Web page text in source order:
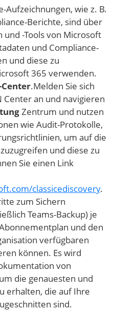
Aufzeichnungen, wie z. B.
Berichte, sind über
und -Tools von Microsoft
und Compliance-
und diese zu
365 verwenden.
.Melden Sie sich
an und navigieren
Zentrum und nutzen
wie Audit-Protokolle,
um auf die
und diese zu
Sie einen Link
classicediscovery.
zum Sichern
Teams-Backup) je
und den
verfügbaren
können. Es wird
von
die genauesten und
erhalten, die auf Ihre
sind.